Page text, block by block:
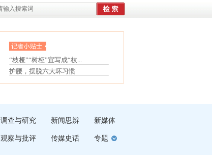
眼白变红或是结膜下出血
“枝桠”“树桠”宜写成“枝...
夏天缓解疲劳有三招
护腰，摆脱六大坏习惯
受伤了冰敷还是热敷
调查与研究 新闻思辨 新媒体
观察与批评 传媒史话 专题